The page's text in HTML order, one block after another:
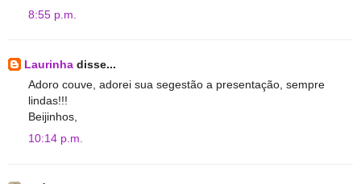
8:55 p.m.
Laurinha disse...
Adoro couve, adorei sua segestão a presentação, sempre
lindas!!!
Beijinhos,
10:14 p.m.